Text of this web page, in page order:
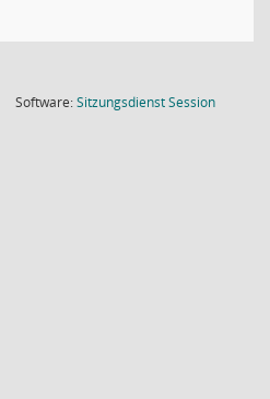
Software:SitzungsdienstSession(Wird in